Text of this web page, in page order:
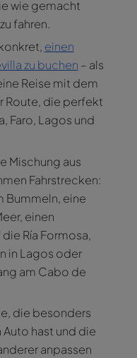
wie gemacht
fahren.
einen
zu buchen – als
Reise mit dem
Route, die perfekt
Faro, Lagos und
Mischung aus
Fahrstrecken:
Bummeln, eine
einen
Ría Formosa,
in Lagos oder
am Cabo de
die besonders
hast und die
anpassen